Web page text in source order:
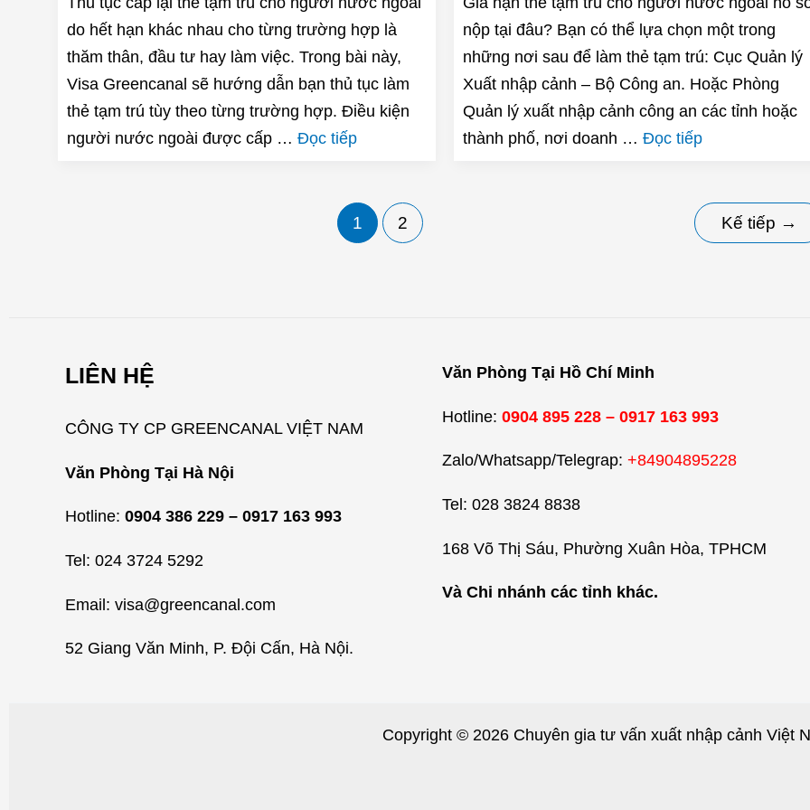
do hết hạn khác nhau cho từng trường hợp là
thăm thân, đầu tư hay làm việc. Trong bài này,
Visa Greencanal sẽ hướng dẫn bạn thủ tục làm
thẻ tạm trú tùy theo từng trường hợp. Điều kiện
người nước ngoài được cấp … Đọc tiếp
nộp tại đâu? Bạn có thể lựa chọn một trong
những nơi sau để làm thẻ tạm trú: Cục Quản lý
Xuất nhập cảnh – Bộ Công an. Hoặc Phòng
Quản lý xuất nhập cảnh công an các tỉnh hoặc
thành phố, nơi doanh … Đọc tiếp
1 2 Kế tiếp →
LIÊN HỆ
CÔNG TY CP GREENCANAL VIỆT NAM
Văn Phòng Tại Hà Nội
Hotline: 0904 386 229 – 0917 163 993
Tel: 024 3724 5292
Email: visa@greencanal.com
52 Giang Văn Minh, P. Đội Cấn, Hà Nội.
Văn Phòng Tại Hồ Chí Minh
Hotline: 0904 895 228 – 0917 163 993
Zalo/Whatsapp/Telegrap: +84904895228
Tel: 028 3824 8838
168 Võ Thị Sáu, Phường Xuân Hòa, TPHCM
Và Chi nhánh các tỉnh khác.
Copyright © 2026 Chuyên gia tư vấn xuất nhập cảnh Việt